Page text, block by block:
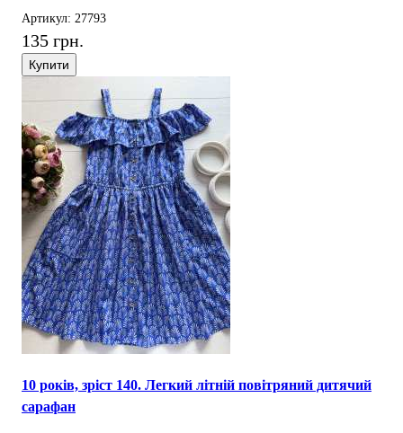
Артикул: 27793
135 грн.
Купити
10 років, зріст 140. Легкий літній повітряний дитячий
сарафан